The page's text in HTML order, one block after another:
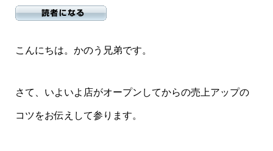
こんにちは。かのう兄弟です。
さて、いよいよ店がオープンしてからの売上アップの
コツをお伝えして参ります。